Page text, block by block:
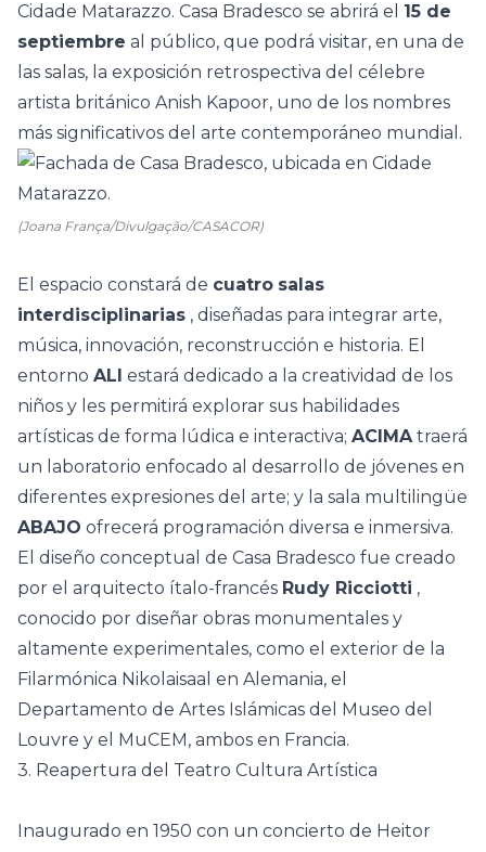
Cidade Matarazzo. Casa Bradesco se abrirá el 15 de
septiembre al público, que podrá visitar, en una de
las salas, la exposición retrospectiva del célebre
artista británico Anish Kapoor, uno de los nombres
más significativos del arte contemporáneo mundial.
(Joana França/Divulgação/CASACOR)
El espacio constará de cuatro salas
interdisciplinarias , diseñadas para integrar arte,
música, innovación, reconstrucción e historia. El
entorno ALI estará dedicado a la creatividad de los
niños y les permitirá explorar sus habilidades
artísticas de forma lúdica e interactiva; ACIMAtraerá
un laboratorio enfocado al desarrollo de jóvenes en
diferentes expresiones del arte; y la sala multilingüe
ABAJO ofrecerá programación diversa e inmersiva.
El diseño conceptual de Casa Bradesco fue creado
por el arquitecto ítalo-francés Rudy Ricciotti ,
conocido por diseñar obras monumentales y
altamente experimentales, como el exterior de la
Filarmónica Nikolaisaal en Alemania, el
Departamento de Artes Islámicas del Museo del
Louvre y el MuCEM, ambos en Francia.
3. Reapertura del Teatro Cultura Artística
Inaugurado en 1950 con un concierto de Heitor